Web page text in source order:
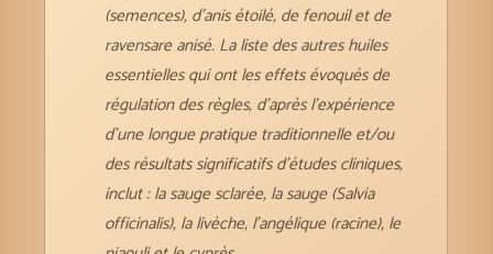
(semences), d’anis étoilé, de fenouil et de
ravensare anisé. La liste des autres huiles
essentielles qui ont les effets évoqués de
régulation des règles, d’après l’expérience
d’une longue pratique traditionnelle et/ou
des résultats significatifs d’études cliniques,
inclut : la sauge sclarée, la sauge (Salvia
officinalis), la livèche, l’angélique (racine), le